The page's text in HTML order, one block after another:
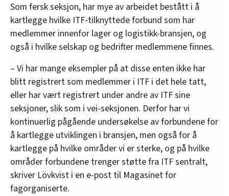
Som fersk seksjon, har mye av arbeidet bestått i å
kartlegge hvilke ITF-tilknyttede forbund som har
medlemmer innenfor lager og logistikk-bransjen, og
også i hvilke selskap og bedrifter medlemmene finnes.
– Vi har mange eksempler på at disse enten ikke har
blitt registrert som medlemmer i ITF i det hele tatt,
eller har vært registrert under andre av ITF sine
seksjoner, slik som i vei-seksjonen. Derfor har vi
kontinuerlig pågående undersøkelse av forbundene for
å kartlegge utviklingen i bransjen, men også for å
kartlegge på hvilke områder vi er sterke, og på hvilke
områder forbundene trenger støtte fra ITF sentralt,
skriver Lövkvist i en e-post til Magasinet for
fagorganiserte.